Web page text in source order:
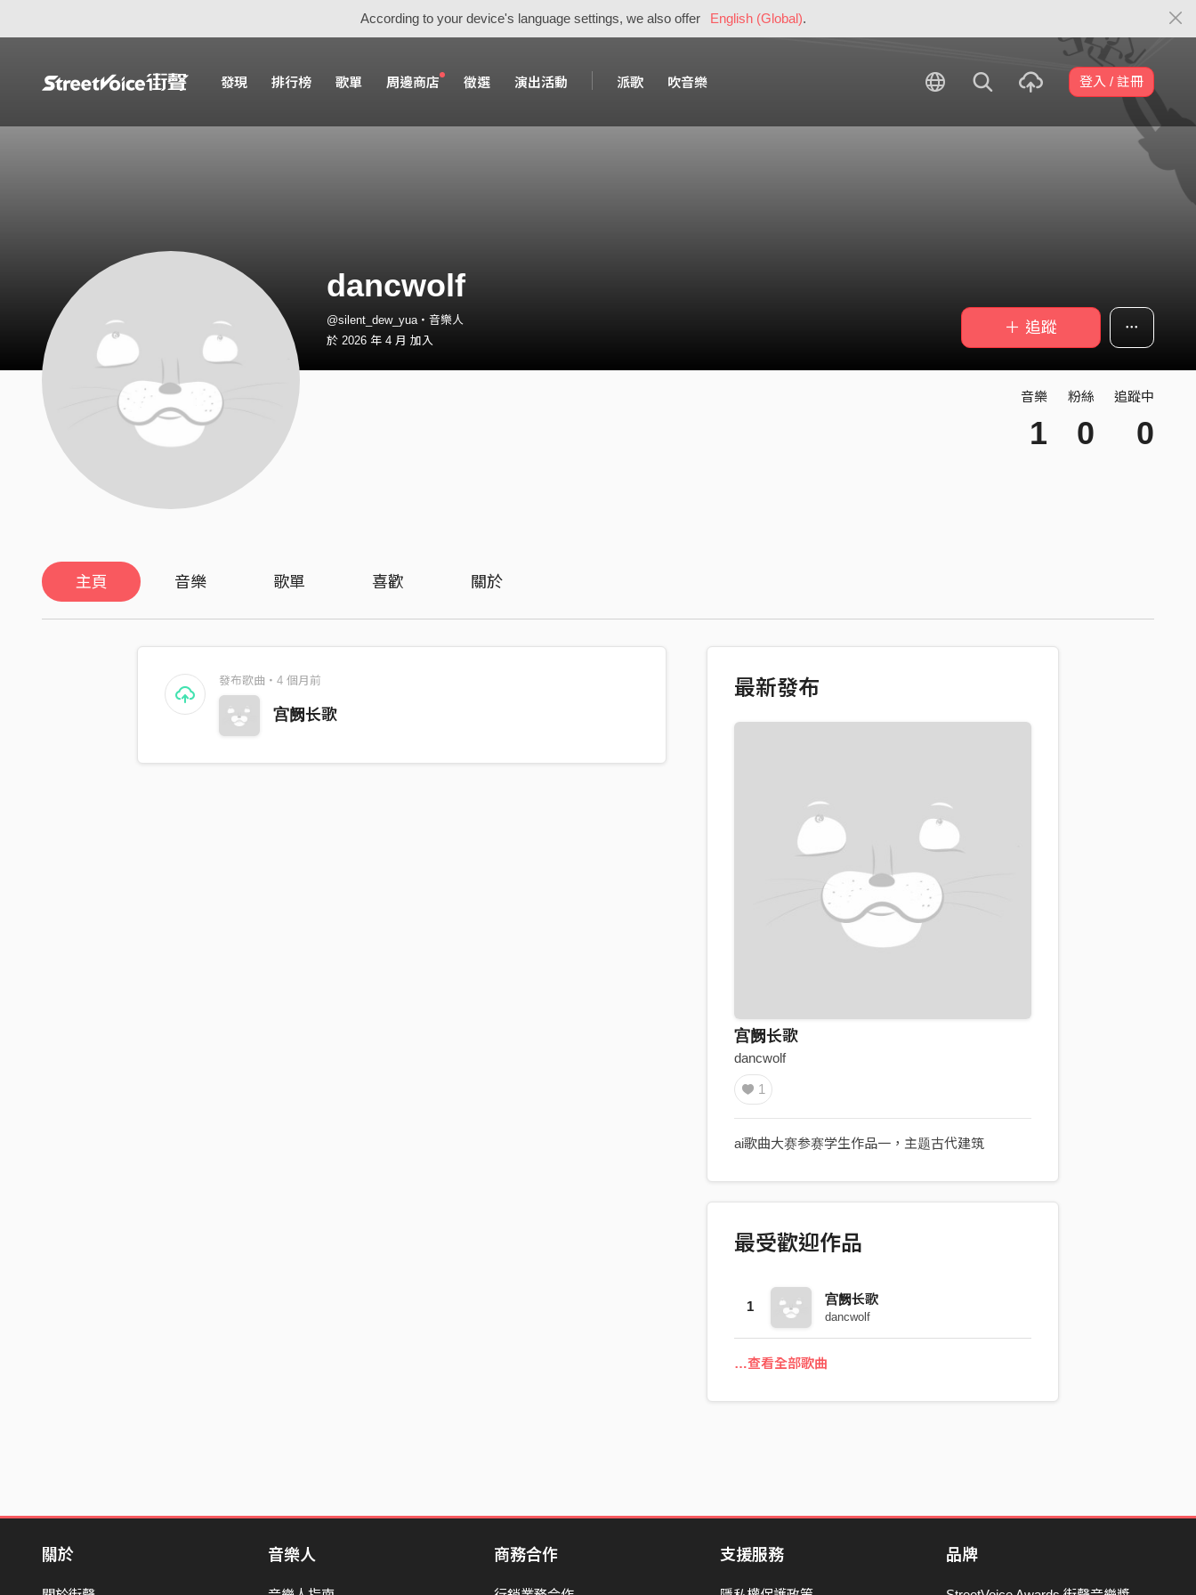
According to your device's language settings, we also offer English (Global).
發現 排行榜 歌單 周邊商店 徵選 演出活動 派歌 吹音樂 登入 / 註冊
dancwolf
@silent_dew_yua・音樂人
於 2026 年 4 月 加入
＋ 追蹤
音樂
1
粉絲
0
追蹤中
0
主頁 音樂 歌單 喜歡 關於
發布歌曲・4 個月前
宫阙长歌
最新發布
宫阙长歌
dancwolf
1
ai歌曲大赛参赛学生作品一，主题古代建筑
最受歡迎作品
1 宫阙长歌
dancwolf
…查看全部歌曲
關於 音樂人 商務合作 支援服務 品牌